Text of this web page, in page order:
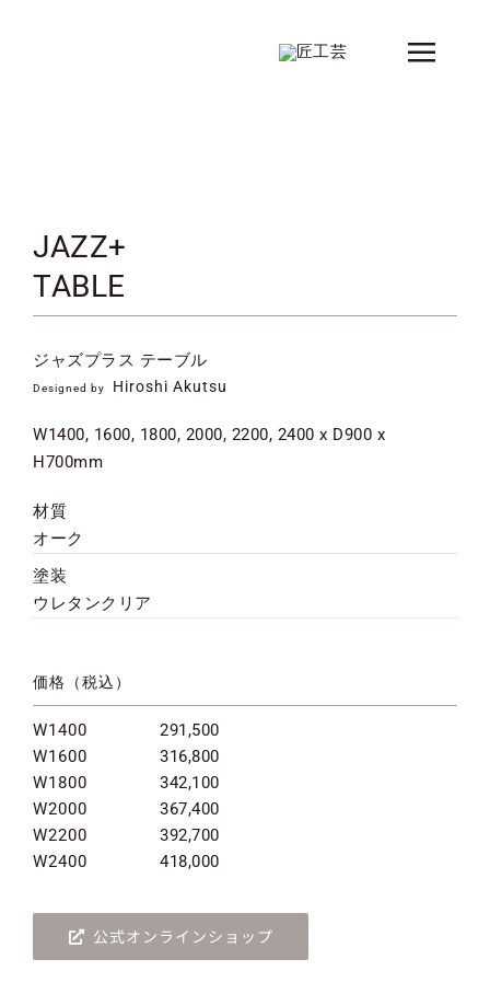
Toggle
JAZZ+
TABLE
ジャズプラス テーブル
Designed by Hiroshi Akutsu
W1400, 1600, 1800, 2000, 2200, 2400 x D900 x
H700mm
材質
オーク
塗装
ウレタンクリア
価格（税込）
W1400
W1600
W1800
W2000
W2200
W2400
291,500
316,800
342,100
367,400
392,700
418,000
公式オンラインショップ